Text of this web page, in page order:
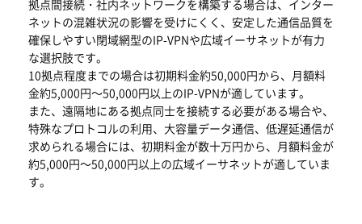
拠点間接続・社内ネットワークを構築する場合は、インター
ネットの混雑状況の影響を受けにくく、安定した通信品質を
確保しやすい閉域網型のIP-VPNや広域イーサネットが有力
な選択肢です。
10拠点程度までの場合は初期料金約50,000円から、月額料
金約5,000円～50,000円以上のIP-VPNが適しています。
また、遠隔地にある拠点同士を接続する必要がある場合や、
特殊なプロトコルの利用、大容量データ通信、低遅延通信が
求められる場合には、初期料金が数十万円から、月額料金が
約5,000円～50,000円以上の広域イーサネットが適していま
す。